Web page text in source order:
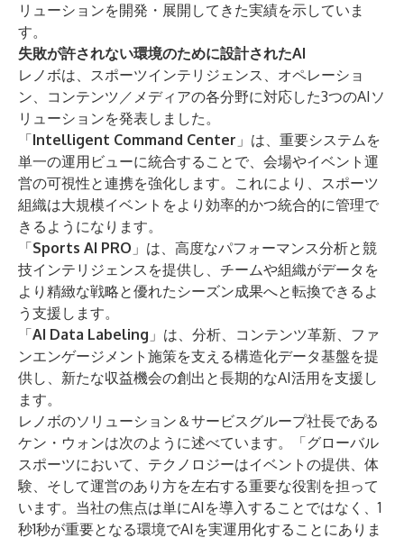
リューションを開発・展開してきた実績を示していま
す。
失敗が許されない環境のために設計されたAI
レノボは、スポーツインテリジェンス、オペレーショ
ン、コンテンツ／メディアの各分野に対応した3つのAIソ
リューションを発表しました。
「Intelligent Command Center 」は、重要システムを
単一の運用ビューに統合することで、会場やイベント運
営の可視性と連携を強化します。これにより、スポーツ
組織は大規模イベントをより効率的かつ統合的に管理で
きるようになります。
「Sports AI PRO 」は、高度なパフォーマンス分析と競
技インテリジェンスを提供し、チームや組織がデータを
より精緻な戦略と優れたシーズン成果へと転換できるよ
う支援します。
「AI Data Labeling 」は、分析、コンテンツ革新、ファ
ンエンゲージメント施策を支える構造化データ基盤を提
供し、新たな収益機会の創出と長期的なAI活用を支援し
ます。
レノボのソリューション＆サービスグループ社長である
ケン・ウォンは次のように述べています。「グローバル
スポーツにおいて、テクノロジーはイベントの提供、体
験、そして運営のあり方を左右する重要な役割を担って
います。当社の焦点は単にAIを導入することではなく、1
秒1秒が重要となる環境でAIを実運用化することにありま